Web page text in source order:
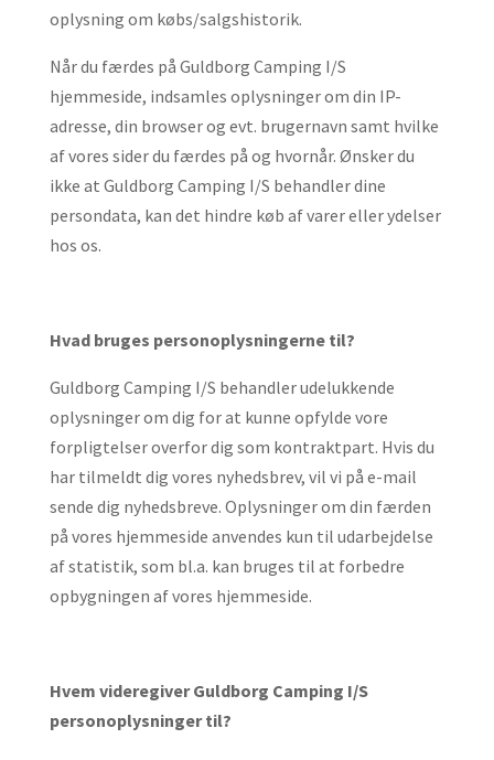
oplysning om købs/salgshistorik.
Når du færdes på Guldborg Camping I/S
hjemmeside, indsamles oplysninger om din IP-
adresse, din browser og evt. brugernavn samt hvilke
af vores sider du færdes på og hvornår. Ønsker du
ikke at Guldborg Camping I/S behandler dine
persondata, kan det hindre køb af varer eller ydelser
hos os.
Hvad bruges personoplysningerne til?
Guldborg Camping I/S behandler udelukkende
oplysninger om dig for at kunne opfylde vore
forpligtelser overfor dig som kontraktpart. Hvis du
har tilmeldt dig vores nyhedsbrev, vil vi på e-mail
sende dig nyhedsbreve. Oplysninger om din færden
på vores hjemmeside anvendes kun til udarbejdelse
af statistik, som bl.a. kan bruges til at forbedre
opbygningen af vores hjemmeside.
Hvem videregiver Guldborg Camping I/S
personoplysninger til?